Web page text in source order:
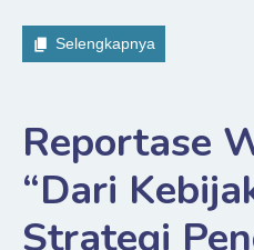
Selengkapnya
Reportase
“Dari
Strategi